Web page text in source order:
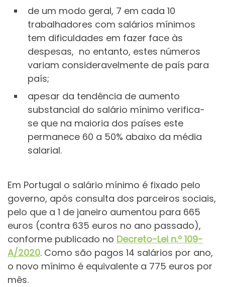
de um modo geral, 7 em cada 10
trabalhadores com salários mínimos
tem dificuldades em fazer face às
despesas, no entanto, estes números
variam consideravelmente de país para
país;
apesar da tendência de aumento
substancial do salário mínimo verifica-
se que na maioria dos países este
permanece 60 a 50% abaixo da média
salarial.
Em Portugal o salário mínimo é fixado pelo
governo, após consulta dos parceiros sociais,
pelo que a 1 de janeiro aumentou para 665
euros (contra 635 euros no ano passado),
conforme publicado no Decreto-Lei n.º 109-
A/2020. Como são pagos 14 salários por ano,
o novo mínimo é equivalente a 775 euros por
mês.